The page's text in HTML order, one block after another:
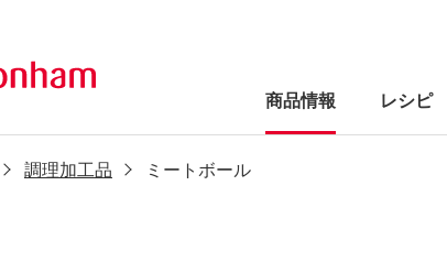
商品情報 レシピ
調理加工品 ミートボール